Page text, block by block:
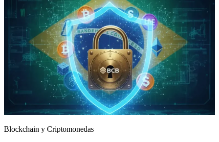
Blockchain y Criptomonedas